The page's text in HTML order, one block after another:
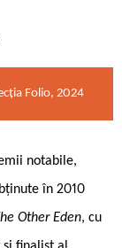
Folio, 2024
notabile,
în 2010
Other Eden, cu